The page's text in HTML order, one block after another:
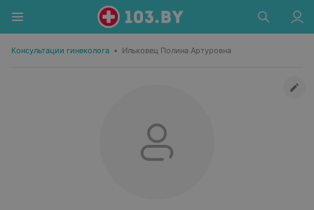
Консультации гинеколога • Ильковец Полина Артуровна